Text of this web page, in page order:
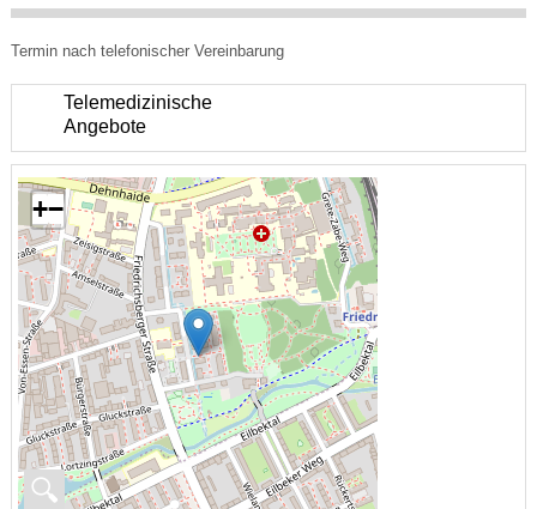
Termin nach telefonischer Vereinbarung
Telemedizinische
Angebote
🔍
+−